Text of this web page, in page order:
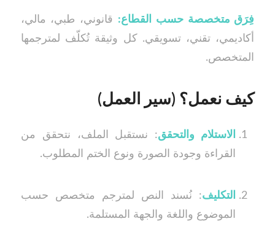
فِرَق متخصصة حسب القطاع: قانوني، طبي، مالي،
أكاديمي، تقني، تسويقي. كل وثيقة تُكلّف لمترجمها
المتخصص.
كيف نعمل؟ (سير العمل)
الاستلام والتحقق: نستقبل الملف، نتحقق من
القراءة وجودة الصورة ونوع الختم المطلوب.
التكليف: نُسند النص لمترجم متخصص حسب
الموضوع واللغة والجهة المستلمة.